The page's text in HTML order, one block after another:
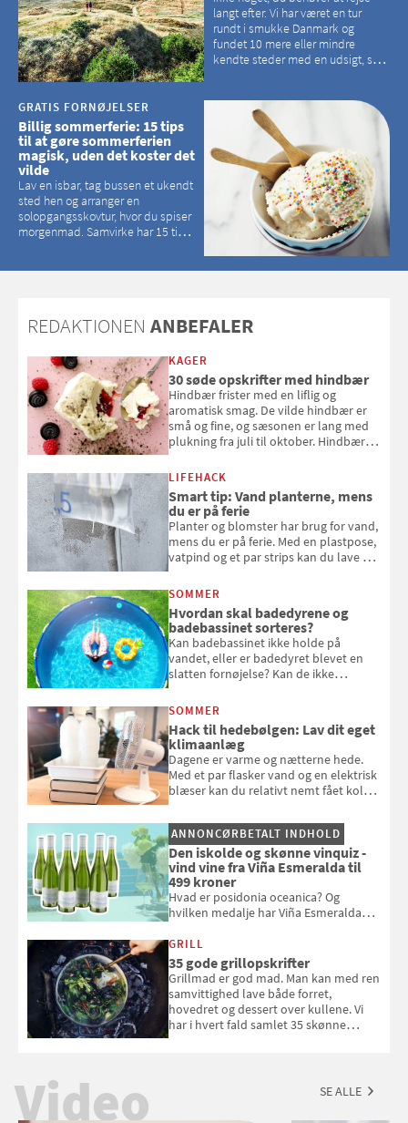
langt efter. Vi har været en tur
rundt i smukke Danmark og
fundet 10 mere eller mindre
kendte steder med en udsigt, som
GRATIS FORNØJELSER
Billig sommerferie: 15 tips
til at gøre sommerferien
magisk, uden det koster det
vilde
Lav en isbar, tag bussen et ukendt
sted hen og arranger en
solopgangsskovtur, hvor du spiser
morgenmad. Samvirke har 15 tips
REDAKTIONEN ANBEFALER
KAGER
30 søde opskrifter med hindbær
Hindbær frister med en liflig og
aromatisk smag. De vilde hindbær er
små og fine, og sæsonen er lang med
plukning fra juli til oktober. Hindbær
kan bruge dine hindbær i alt fra
bagværk og salater til is og syltning.
LIFEHACK
Smart tip: Vand planterne, mens
du er på ferie
Planter og blomster har brug for vand,
mens du er på ferie. Med en plastpose,
vatpind og et par strips kan du lave dit
at bede naboen om at vande eller
komme hjem til døde planter
SOMMER
Hvordan skal badedyrene og
badebassinet sorteres?
Kan badebassinet ikke holde på
vandet, eller er badedyret blevet en
slatten fornøjelse? Kan de ikke
opmærksom, når du smider
badebassinet eller et badedyr ud
SOMMER
Hack til hedebølgen: Lav dit eget
klimaanlæg
Dagene er varme og nætterne hede.
Med et par flasker vand og en elektrisk
blæser kan du relativt nemt fået koldt
og se, hvordan du gør
ANNONCØRBETALT INDHOLD
Den iskolde og skønne vinquiz -
vind vine fra Viña Esmeralda til
499 kroner
Hvad er posidonia oceanica? Og
hvilken medalje har Viña Esmeralda
med i Samvirkes skønne vinquiz, hvor
du kan vinde 6 flasker vin fra Viña
Esmeralda. Konkurrencen slutter 1.
september 2026.
GRILL
35 gode grillopskrifter
Grillmad er god mad. Man kan med ren
samvittighed lave både forret,
hovedret og dessert over kullene. Vi
har i hvert fald samlet 35 skønne
Video SE ALLE